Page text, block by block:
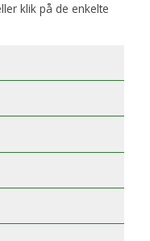
klik på de enkelte